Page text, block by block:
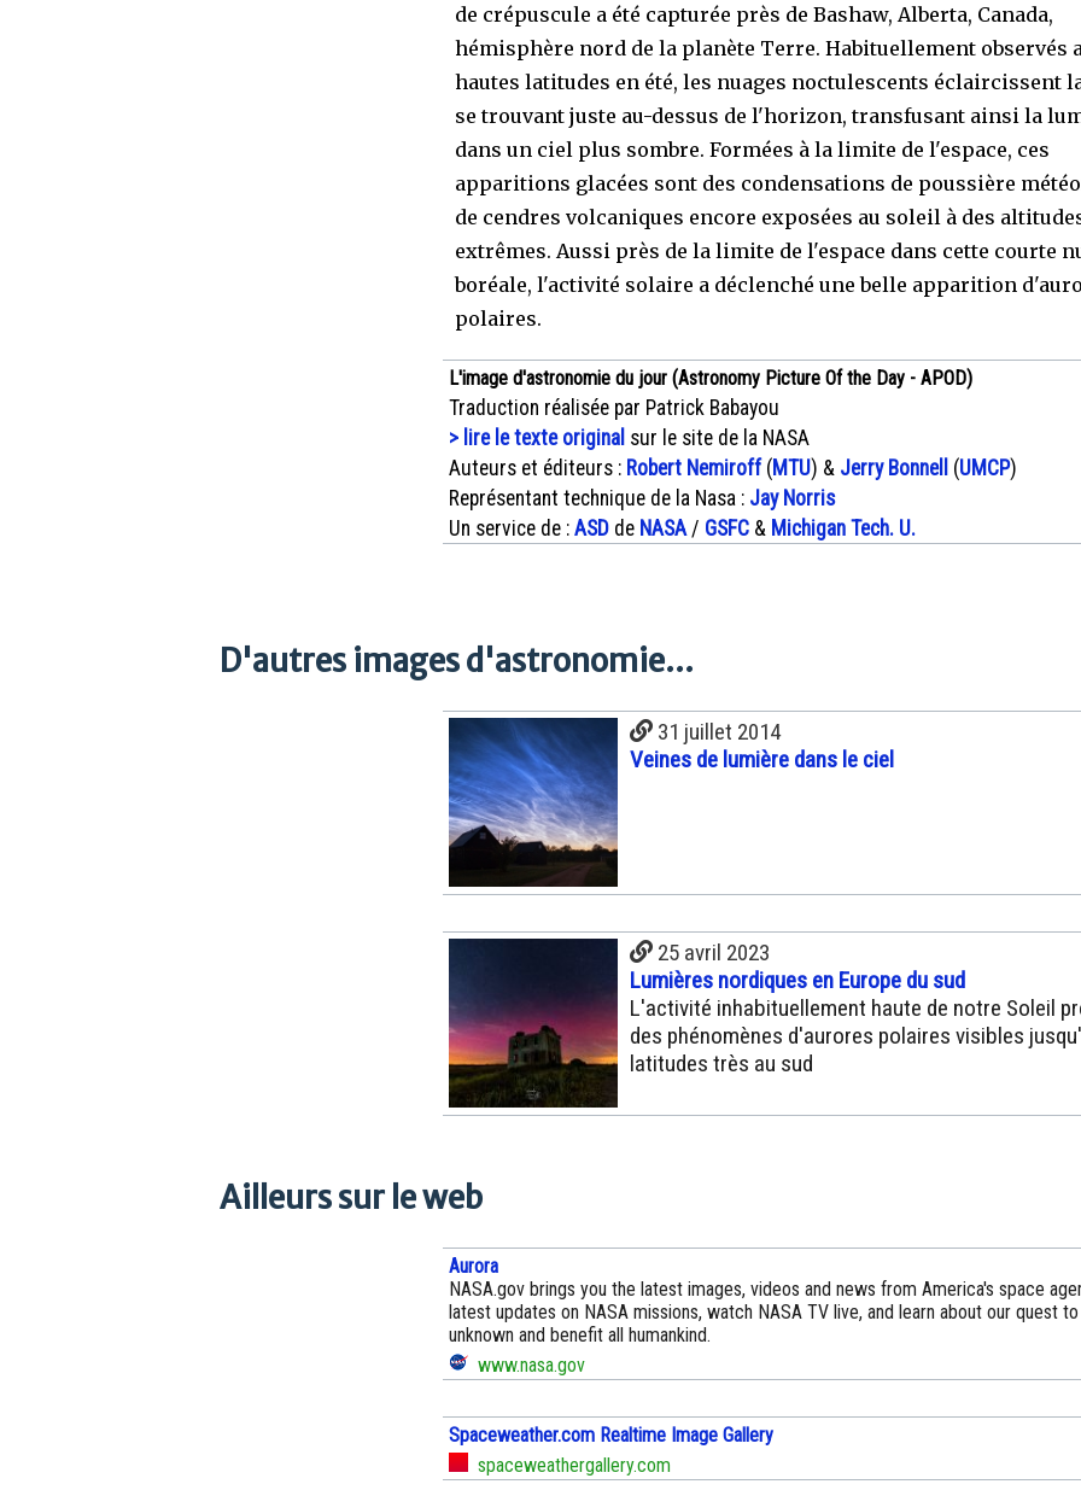
de crépuscule a été capturée près de Bashaw, Alberta, Canada,
hémisphère nord de la planète Terre. Habituellement observés
hautes latitudes en été, les nuages noctulescents éclaircissent
se trouvant juste au-dessus de l'horizon, transfusant ainsi la
dans un ciel plus sombre. Formées à la limite de l'espace, ces
apparitions glacées sont des condensations de poussière
de cendres volcaniques encore exposées au soleil à des
extrêmes. Aussi près de la limite de l'espace dans cette courte
boréale, l'activité solaire a déclenché une belle apparition
polaires.
L'image d'astronomie du jour (Astronomy Picture Of the Day - APOD)
Traduction réalisée par Patrick Babayou
> lire le texte original sur le site de la NASA
Auteurs et éditeurs : Robert Nemiroff(MTU) & Jerry Bonnell (UMCP)
Représentant technique de la Nasa : Jay Norris
Un service de : ASD de NASA / GSFC & Michigan Tech. U.
D'autres images d'astronomie...
31 juillet 2014
Veines de lumière dans le ciel
25 avril 2023
Lumières nordiques en Europe du sud
L'activité inhabituellement haute de notre Soleil
des phénomènes d'aurores polaires visibles
latitudes très au sud
Ailleurs sur le web
Aurora
NASA.gov brings you the latest images, videos and news from America's space
latest updates on NASA missions, watch NASA TV live, and learn about our quest
unknown and benefit all humankind.
www.nasa.gov
Spaceweather.com Realtime Image Gallery
spaceweathergallery.com